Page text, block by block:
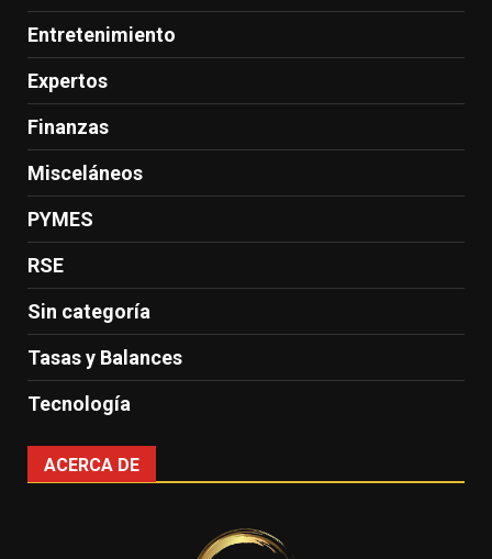
Entretenimiento
Expertos
Finanzas
Misceláneos
PYMES
RSE
Sin categoría
Tasas y Balances
Tecnología
ACERCA DE